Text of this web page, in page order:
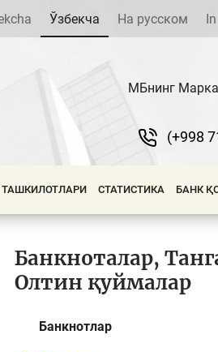
Ўзбекча На русском
МБнинг
(+998
ТАШКИЛОТЛАРИ СТАТИСТИКА БАНК
Банкноталар,
Олтин қуймалар
Банкнотлар